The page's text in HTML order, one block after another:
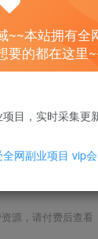
好（教程
划之《八段锦解说
源，请付费后查看
~~本站拥有全
要的都在这里
目，实时采集更
网副业项目 vip